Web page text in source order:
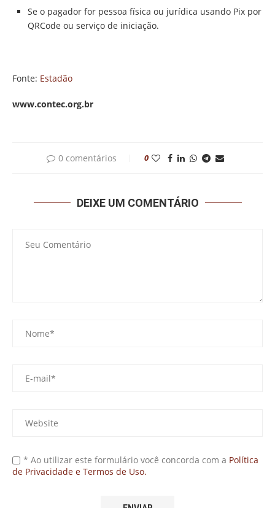
Se o pagador for pessoa física ou jurídica usando Pix por
QRCode ou serviço de iniciação.
Fonte: Estadão
www.contec.org.br
0 comentários 0
DEIXE UM COMENTÁRIO
* Ao utilizar este formulário você concorda com a Política
de Privacidade e Termos de Uso.